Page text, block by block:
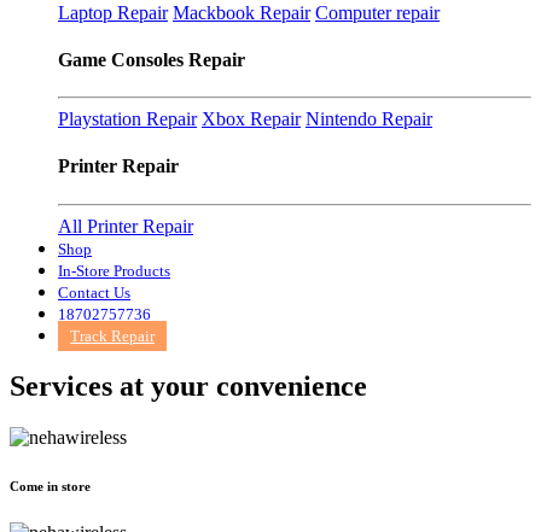
Laptop Repair Mackbook Repair Computer repair
Game Consoles Repair
Playstation Repair Xbox Repair Nintendo Repair
Printer Repair
All Printer Repair
Shop
In-Store Products
Contact Us
18702757736
Track Repair
Services at your convenience
Come in store